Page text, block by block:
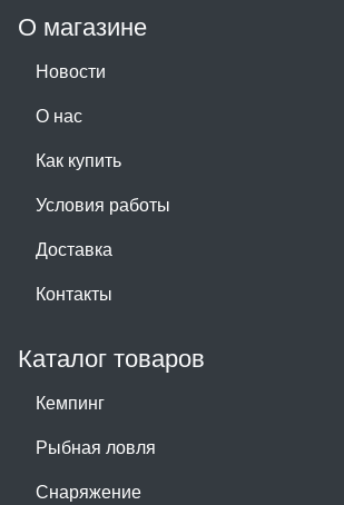
О магазине
Новости
О нас
Как купить
Условия работы
Доставка
Контакты
Каталог товаров
Кемпинг
Рыбная ловля
Снаряжение